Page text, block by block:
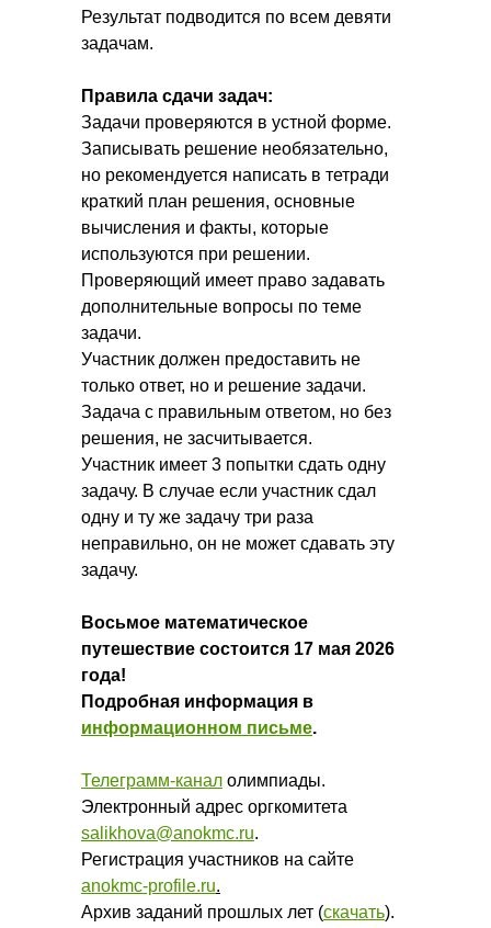
Результат подводится по всем девяти
задачам.
Правила сдачи задач:
Задачи проверяются в устной форме.
Записывать решение необязательно,
но рекомендуется написать в тетради
краткий план решения, основные
вычисления и факты, которые
используются при решении.
Проверяющий имеет право задавать
дополнительные вопросы по теме
задачи.
Участник должен предоставить не
только ответ, но и решение задачи.
Задача с правильным ответом, но без
решения, не засчитывается.
Участник имеет 3 попытки сдать одну
задачу. В случае если участник сдал
одну и ту же задачу три раза
неправильно, он не может сдавать эту
задачу.
Восьмое математическое
путешествие состоится 17 мая 2026
года!
Подробная информация в
информационном письме.
Телеграмм-канал олимпиады.
Электронный адрес оргкомитета
salikhova@anokmc.ru.
Регистрация участников на сайте
anokmc-profile.ru.
Архив заданий прошлых лет (скачать).